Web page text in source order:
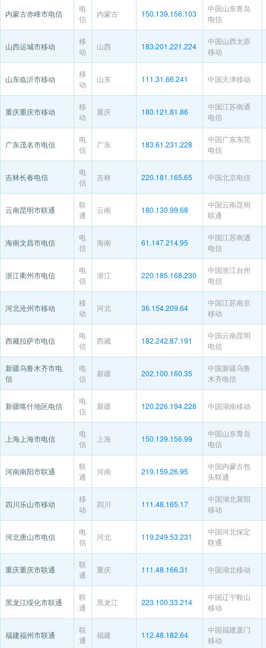
内蒙古赤峰市电信
电
信
内蒙古 150.139.156.103
中国山东青岛
电信
山西运城市移动
移
动
山西 183.201.221.224
中国山西太原
移动
山东临沂市移动
移
动
山东 111.31.66.241 中国天津移动
重庆重庆市移动
移
动
重庆 180.121.81.86
中国江苏南通
电信
广东茂名市电信
电
信
广东 183.61.231.228
中国广东东莞
电信
吉林长春电信
电
信
吉林 220.181.165.65 中国北京电信
云南昆明市联通
联
通
云南 180.130.99.68
中国云南昆明
联通
海南文昌市电信
电
信
海南 61.147.214.95
中国江苏南通
电信
浙江衢州市电信
电
信
浙江 220.185.168.230
中国浙江台州
电信
河北沧州市移动
移
动
河北 36.154.209.64
中国江苏南京
移动
西藏拉萨市电信
电
信
西藏 182.242.87.191
中国云南昆明
电信
新疆乌鲁木齐市电
信
电
信
新疆 202.100.160.35
中国新疆乌鲁
木齐电信
新疆喀什地区电信
电
信
新疆 120.226.194.228 中国湖南移动
上海上海市电信
电
信
上海 150.139.156.99
中国山东青岛
电信
河南南阳市联通
联
通
河南 219.159.26.95
中国内蒙古包
头联通
四川乐山市移动
移
动
四川 111.48.165.17
中国湖北襄阳
移动
河北唐山市电信
电
信
河北 119.249.53.231
中国河北保定
联通
重庆重庆市联通
联
通
重庆 111.48.166.31 中国湖北移动
黑龙江绥化市联通
联
通
黑龙江 223.100.33.214
中国辽宁鞍山
移动
福建福州市联通
联
通
福建 112.48.182.64
中国福建厦门
移动